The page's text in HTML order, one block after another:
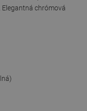
chrómová